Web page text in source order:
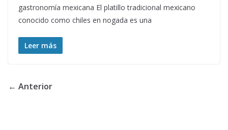
gastronomía mexicana El platillo tradicional mexicano
conocido como chiles en nogada es una
Leer más
← Anterior